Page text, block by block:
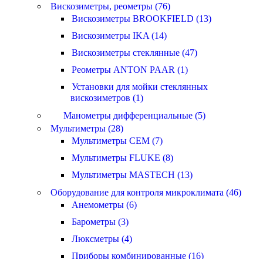
Вискозиметры, реометры (76)
Вискозиметры BROOKFIELD (13)
Вискозиметры IKA (14)
Вискозиметры стеклянные (47)
Реометры ANTON PAAR (1)
Установки для мойки стеклянных
вискозиметров (1)
Манометры дифференциальные (5)
Мультиметры (28)
Мультиметры CEM (7)
Мультиметры FLUKE (8)
Мультиметры MASTECH (13)
Оборудование для контроля микроклимата (46)
Анемометры (6)
Барометры (3)
Люксметры (4)
Приборы комбинированные (16)